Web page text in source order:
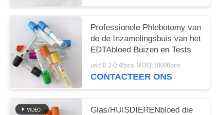
Professionele Phlebotomy van
de de Inzamelingsbuis van het
EDTAbloed Buizen en Tests
usd 0.2-0.4/pcs MOQ:10000pcs
CONTACTEER ONS
Glas/HUISDIERENbloed die